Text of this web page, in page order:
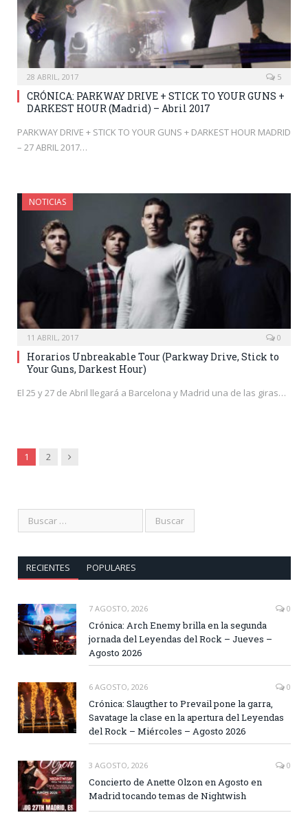
28 ABRIL, 2017 5
CRÓNICA: PARKWAY DRIVE + STICK TO YOUR GUNS +
DARKEST HOUR (Madrid) – Abril 2017
PARKWAY DRIVE + STICK TO YOUR GUNS + DARKEST HOUR MADRID
– 27 ABRIL 2017…
NOTICIAS
11 ABRIL, 2017 0
Horarios Unbreakable Tour (Parkway Drive, Stick to
Your Guns, Darkest Hour)
El 25 y 27 de Abril llegará a Barcelona y Madrid una de las giras…
1 2 Siguiente
RECIENTES POPULARES
7 AGOSTO, 2026 0
Crónica: Arch Enemy brilla en la segunda
jornada del Leyendas del Rock – Jueves –
Agosto 2026
6 AGOSTO, 2026 0
Crónica: Slaugther to Prevail pone la garra,
Savatage la clase en la apertura del Leyendas
del Rock – Miércoles – Agosto 2026
3 AGOSTO, 2026 0
Concierto de Anette Olzon en Agosto en
Madrid tocando temas de Nightwish